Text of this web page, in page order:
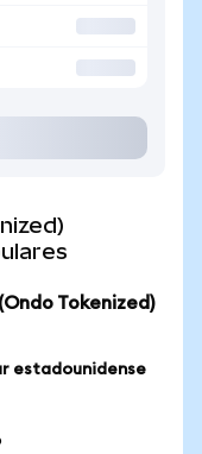
Tokenized)
estadounidense